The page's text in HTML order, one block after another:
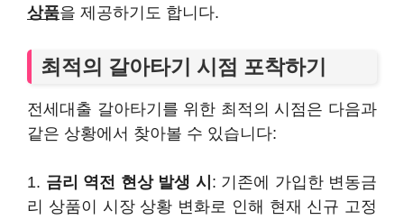
상품을 제공하기도 합니다.
최적의 갈아타기 시점 포착하기
전세대출 갈아타기를 위한 최적의 시점은 다음과
같은 상황에서 찾아볼 수 있습니다:
1. 금리 역전 현상 발생 시 : 기존에 가입한 변동금
리 상품이 시장 상황 변화로 인해 현재 신규 고정